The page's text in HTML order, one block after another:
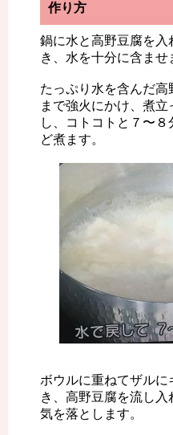
作り方
鍋に水と高野豆腐を入
き、水を十分に含ませ
たっぷり水を含んだ高
まで強火にかけ、煮
し、コトコトと７〜
ど煮ます。
ボウルに重ねてザル
き、高野豆腐を流し
気を落とします。